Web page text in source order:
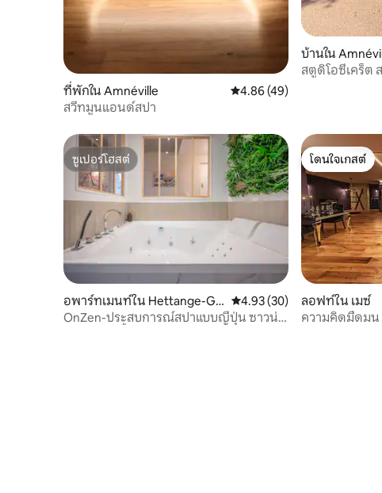
ที่พักใน Amnéville คะแนนเฉลี่ย 4.86 จาก 5, 49 รี
4.86 (49)
สวีทมูนแอนด์สปา
บ้านใน
ซูเปอร์โฮสต์
ซูเปอร์โฮสต์
อพาร์ทเมนท์ใน Hettange-Gra
nde
คะแนนเฉลี่ย 4.93 จาก 5, 30 รี
4.93 (30)
OnZen-ประสบการณ์สปาแบบญี่ปุ่น ซาวน่า
โดนใจเกสต์
โดนใจเกสต์
ลอฟท์ใน เมซ์
ความคิดมืดมน